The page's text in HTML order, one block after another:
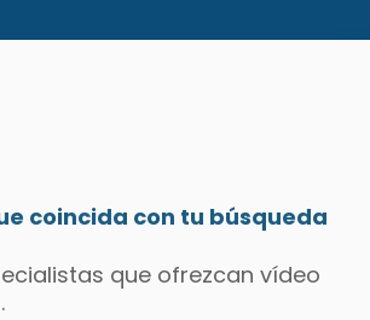
coincida con tu búsqueda
que ofrezcan vídeo